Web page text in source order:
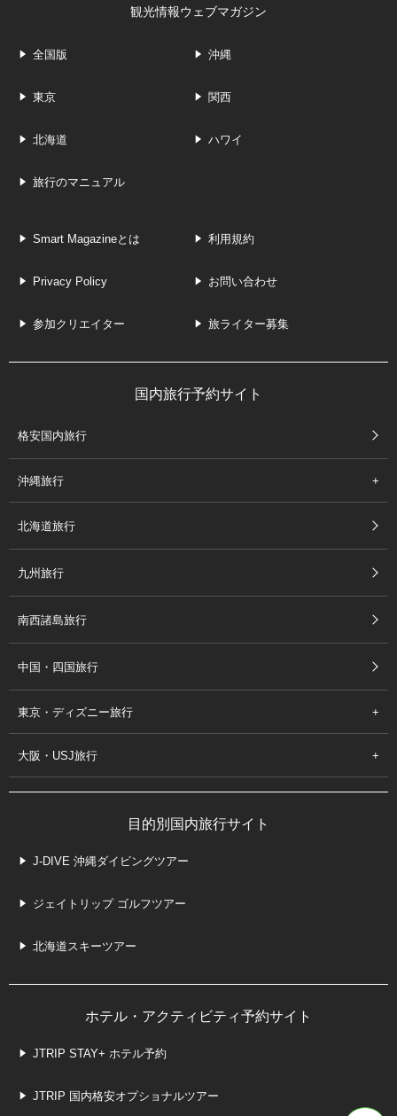
観光情報ウェブマガジン
全国版 沖縄
東京 関西
北海道 ハワイ
旅行のマニュアル
Smart Magazineとは 利用規約
Privacy Policy お問い合わせ
参加クリエイター 旅ライター募集
国内旅行予約サイト
格安国内旅行
沖縄旅行
北海道旅行
九州旅行
南西諸島旅行
中国・四国旅行
東京・ディズニー旅行
大阪・USJ旅行
目的別国内旅行サイト
J-DIVE 沖縄ダイビングツアー
ジェイトリップ ゴルフツアー
北海道スキーツアー
ホテル・アクティビティ予約サイト
JTRIP STAY+ ホテル予約
JTRIP 国内格安オプショナルツアー